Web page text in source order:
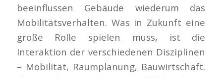
beeinflussen Gebäude wiederum das
Mobilitätsverhalten. Was in Zukunft eine
große Rolle spielen muss, ist die
Interaktion der verschiedenen Disziplinen
– Mobilität, Raumplanung, Bauwirtschaft.